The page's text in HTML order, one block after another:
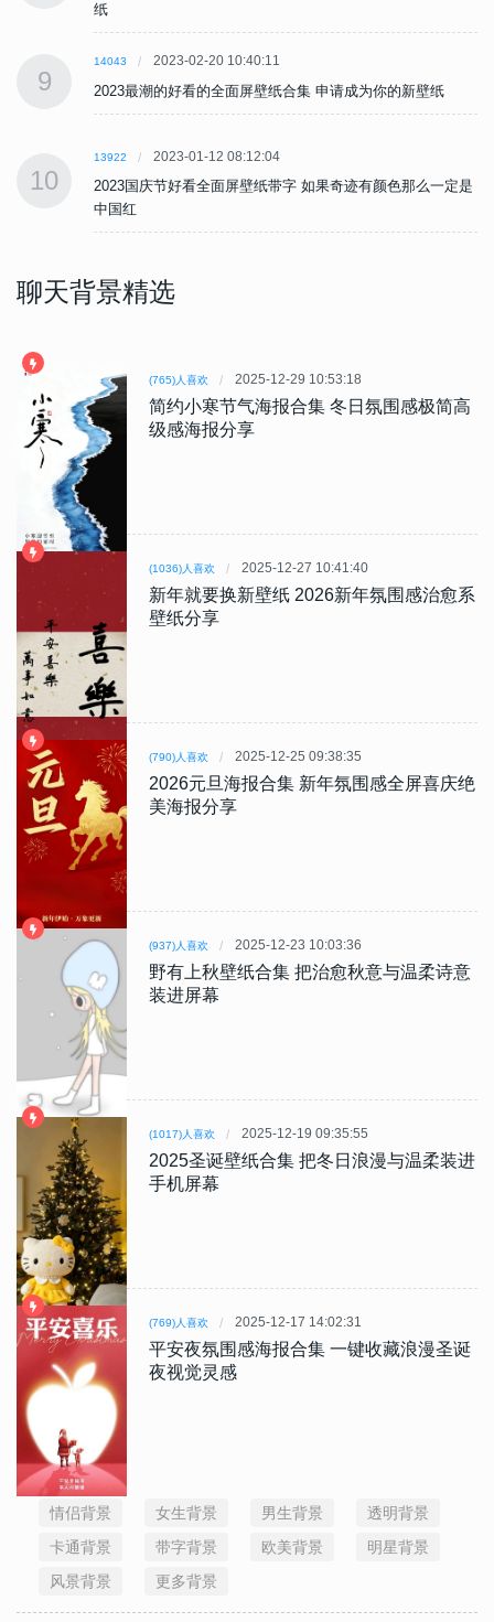
纸
9
14043 2023-02-20 10:40:11
2023最潮的好看的全面屏壁纸合集 申请成为你的新壁纸
10
13922 2023-01-12 08:12:04
2023国庆节好看全面屏壁纸带字 如果奇迹有颜色那么一定是
中国红
聊天背景精选
(765)人喜欢 2025-12-29 10:53:18
简约小寒节气海报合集 冬日氛围感极简高
级感海报分享
(1036)人喜欢 2025-12-27 10:41:40
新年就要换新壁纸 2026新年氛围感治愈系
壁纸分享
(790)人喜欢 2025-12-25 09:38:35
2026元旦海报合集 新年氛围感全屏喜庆绝
美海报分享
(937)人喜欢 2025-12-23 10:03:36
野有上秋壁纸合集 把治愈秋意与温柔诗意
装进屏幕
(1017)人喜欢 2025-12-19 09:35:55
2025圣诞壁纸合集 把冬日浪漫与温柔装进
手机屏幕
(769)人喜欢 2025-12-17 14:02:31
平安夜氛围感海报合集 一键收藏浪漫圣诞
夜视觉灵感
情侣背景 女生背景 男生背景
透明背景
卡通背景
带字背景 欧美背景
明星背景
风景背景
更多背景